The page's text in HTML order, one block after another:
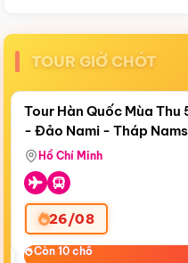
TOUR GIỜ CHÓT
Còn19 ngày 08:22:56
Tour Hàn Quốc Mùa
- Đảo Nami - Tháp
Airways)
Hồ Chí Minh
26/08
Còn 10 chỗ
Còn 10 chỗ